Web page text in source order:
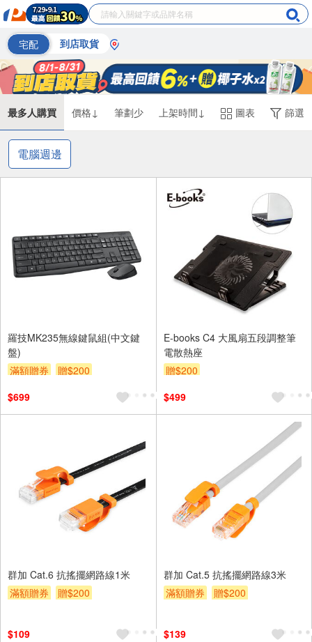
宅配 到店取貨
最多人購買 價格↓ 筆劃少 上架時間↓ 圖表 篩選
電腦週邊
羅技MK235無線鍵鼠組(中文鍵
盤)
滿額贈券
贈$200
$699
E-books C4 大風扇五段調整筆
電散熱座
贈$200
$499
群加 Cat.6 抗搖擺網路線1米
滿額贈券
贈$200
$109
群加 Cat.5 抗搖擺網路線3米
滿額贈券
贈$200
$139